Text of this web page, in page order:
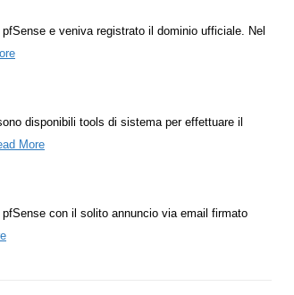
e veniva registrato il dominio ufficiale. Nel
disponibili tools di sistema per effettuare il
More
con il solito annuncio via email firmato